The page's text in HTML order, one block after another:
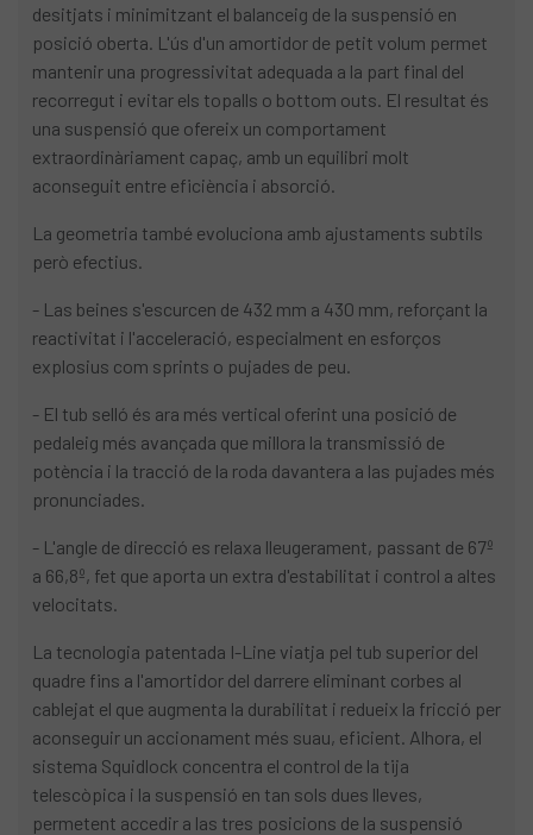
desitjats i minimitzant el balanceig de la suspensió en
posició oberta. L'ús d'un amortidor de petit volum permet
mantenir una progressivitat adequada a la part final del
recorregut i evitar els topalls o bottom outs. El resultat és
una suspensió que ofereix un comportament
extraordinàriament capaç, amb un equilibri molt
aconseguit entre eficiència i absorció.
La geometria també evoluciona amb ajustaments subtils
però efectius.
- Las beines s'escurcen de 432 mm a 430 mm, reforçant la
reactivitat i l'acceleració, especialment en esforços
explosius com sprints o pujades de peu.
- El tub selló és ara més vertical oferint una posició de
pedaleig més avançada que millora la transmissió de
potència i la tracció de la roda davantera a las pujades més
pronunciades.
- L'angle de direcció es relaxa lleugerament, passant de 67º
a 66,8º, fet que aporta un extra d'estabilitat i control a altes
velocitats.
La tecnologia patentada I-Line viatja pel tub superior del
quadre fins a l'amortidor del darrere eliminant corbes al
cablejat el que augmenta la durabilitat i redueix la fricció per
aconseguir un accionament més suau, eficient. Alhora, el
sistema Squidlock concentra el control de la tija
telescòpica i la suspensió en tan sols dues lleves,
permetent accedir a las tres posicions de la suspensió